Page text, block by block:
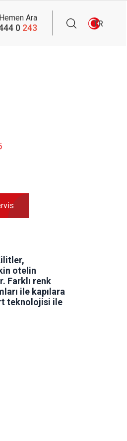
Hemen Ara
0 243 TR
otelin
Farklı renk
ile kapılara
teknolojisi ile